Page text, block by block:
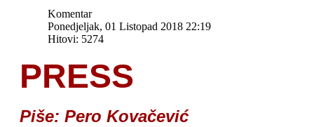
Komentar
Ponedjeljak, 01 Listopad 2018 22:19
Hitovi: 5274
PRESS
Piše: Pero Kovačević